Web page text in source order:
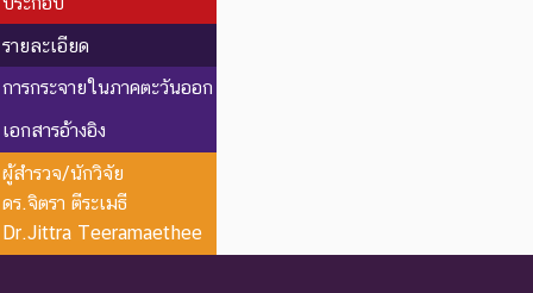
รายละเอียด
การกระจายในภาคตะวันออก
เอกสารอ้างอิง
ผู้สำรวจ/นักวิจัย
ดร.จิตรา ตีระเมธี
Dr.Jittra Teeramaethee